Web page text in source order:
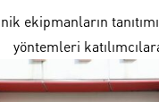
ekipmanların
yöntemleri